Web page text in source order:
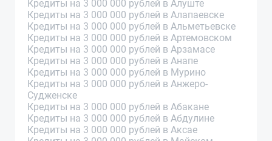
Кредиты на 3 000 000 рублей в Алуште
Кредиты на 3 000 000 рублей в Алапаевске
Кредиты на 3 000 000 рублей в Альметьевске
Кредиты на 3 000 000 рублей в Артемовском
Кредиты на 3 000 000 рублей в Арзамасе
Кредиты на 3 000 000 рублей в Анапе
Кредиты на 3 000 000 рублей в Мурино
Кредиты на 3 000 000 рублей в Анжеро-
Судженске
Кредиты на 3 000 000 рублей в Абакане
Кредиты на 3 000 000 рублей в Абдулине
Кредиты на 3 000 000 рублей в Аксае